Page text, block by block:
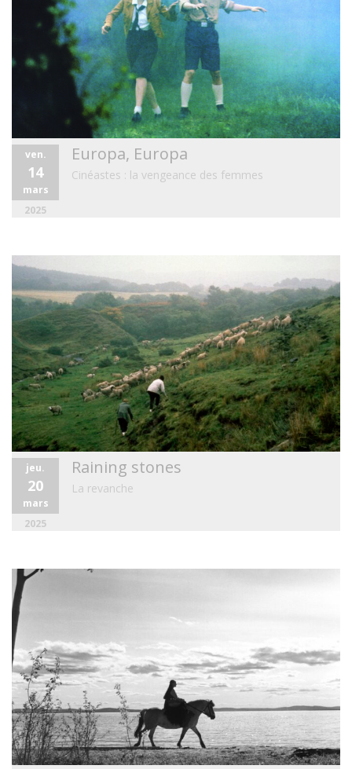
ven.
14
mars
2025
Europa, Europa
Cinéastes : la vengeance des femmes
jeu.
20
mars
2025
Raining stones
La revanche